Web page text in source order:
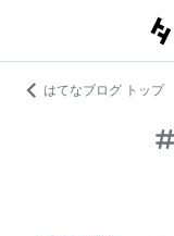
はてなブログ トップ